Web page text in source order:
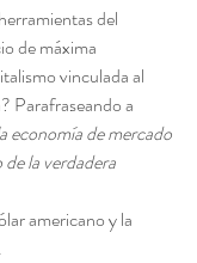
del
de máxima
vinculada al
Parafraseando a
economía de mercado
la verdadera
americano y la